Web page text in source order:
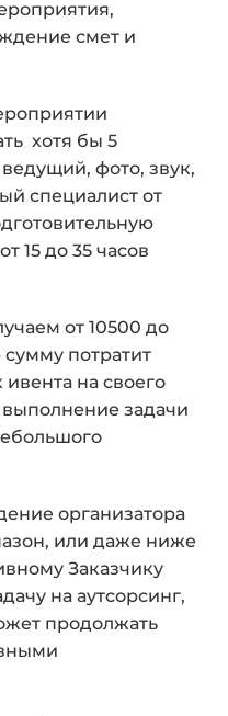
смет и
хотя бы 5
фото, звук,
специалист от
15 до 35 часов
от 10500 до
потратит
на своего
выполнение задачи
организатора
или даже ниже
Заказчику
на аутсорсинг,
продолжать